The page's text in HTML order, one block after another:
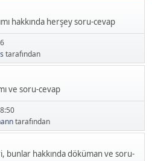
hakkında herşey soru-cevap
tarafından
ve soru-cevap
tarafından
bunlar hakkında döküman ve soru-